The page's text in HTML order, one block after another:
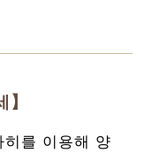
히를 이용해 양